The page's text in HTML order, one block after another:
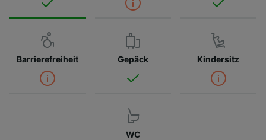
Barrierefreiheit Gepäck Kindersitz
WC